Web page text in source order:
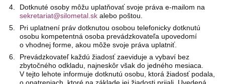
Dotknuté osoby môžu uplatňovať svoje práva e-mailom na
sekretariat@silometal.sk alebo poštou.
Pri uplatnení práv dotknutou osobou telefonicky dotknutú
osobu kompetentná osoba prevádzkovateľa upovedomí
o vhodnej forme, akou môže svoje práva uplatniť.
Prevádzkovateľ každú žiadosť zaeviduje a vybaví bez
zbytočného odkladu, najneskôr však do jedného mesiaca.
V tejto lehote informuje dotknutú osobu, ktorá žiadosť podala,